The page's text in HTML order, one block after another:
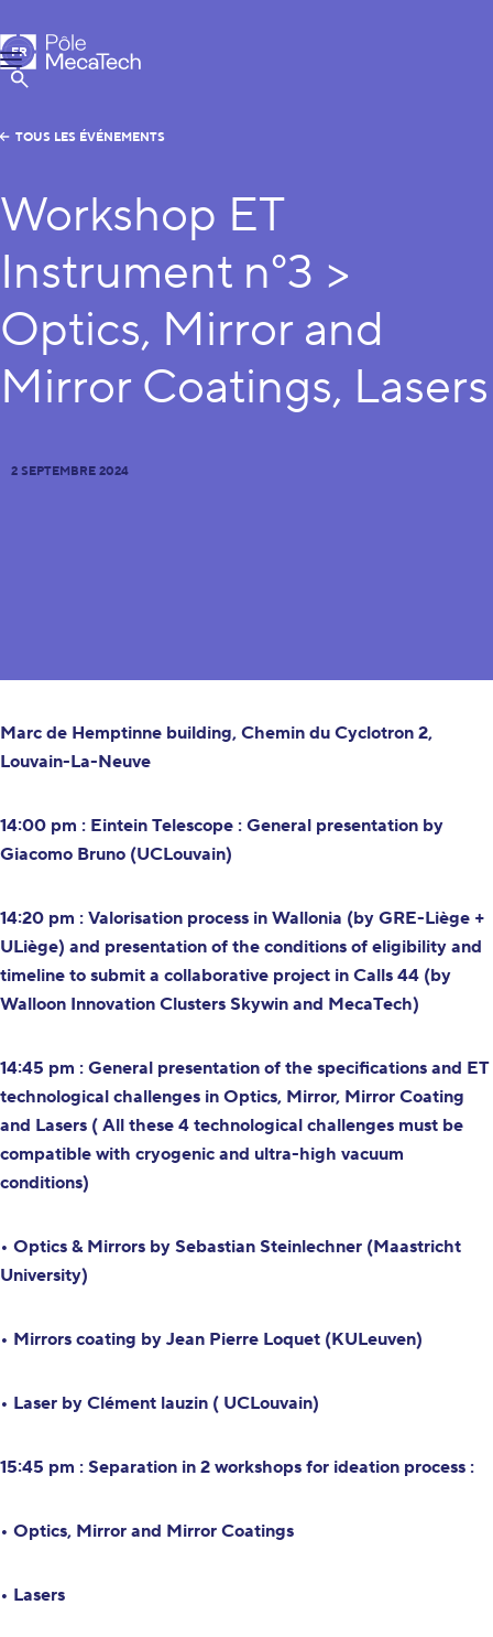
Pôle MecaTech
Menu
Afficher la Recherche
FR
EN
TOUS LES ÉVÉNEMENTS
Workshop ET
Instrument n°3 >
Optics, Mirror and
Mirror Coatings, Lasers
2 SEPTEMBRE 2024
Marc de Hemptinne building, Chemin du Cyclotron 2,
Louvain-La-Neuve
14:00 pm : Eintein Telescope : General presentation by
Giacomo Bruno (UCLouvain)
14:20 pm : Valorisation process in Wallonia (by GRE-Liège +
ULiège) and presentation of the conditions of eligibility and
timeline to submit a collaborative project in Calls 44 (by
Walloon Innovation Clusters Skywin and MecaTech)
14:45 pm : General presentation of the specifications and ET
technological challenges in Optics, Mirror, Mirror Coating
and Lasers ( All these 4 technological challenges must be
compatible with cryogenic and ultra-high vacuum
conditions)
• Optics & Mirrors by Sebastian Steinlechner (Maastricht
University)
• Mirrors coating by Jean Pierre Loquet (KULeuven)
• Laser by Clément lauzin ( UCLouvain)
15:45 pm : Separation in 2 workshops for ideation process :
• Optics, Mirror and Mirror Coatings
• Lasers